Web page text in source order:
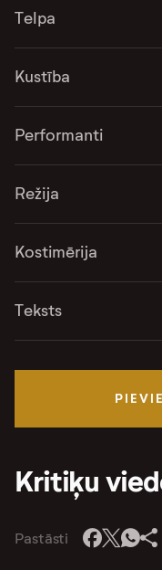
Telpa
Kustība
Performanti
Režija
Kostimērija
Teksts
Kritiķu
Pastāsti